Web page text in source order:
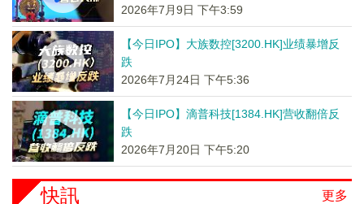
2026年7月9日 下午3:59
【今日IPO】大族数控[3200.HK]业绩暴增反
跌
2026年7月24日 下午5:36
【今日IPO】滴普科技[1384.HK]营收翻倍反
跌
2026年7月20日 下午5:20
更多
快訊